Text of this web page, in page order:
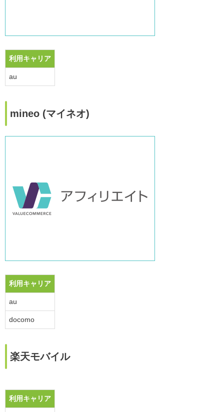
利用キャリア
au
mineo (マイネオ)
利用キャリア
au
docomo
楽天モバイル
利用キャリア